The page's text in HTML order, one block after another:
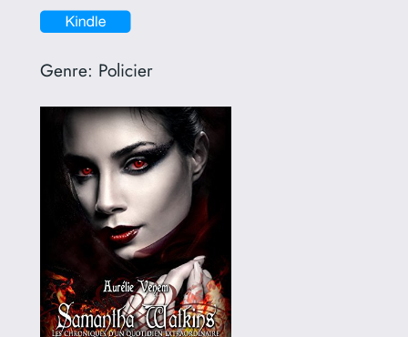
Genre: Policier